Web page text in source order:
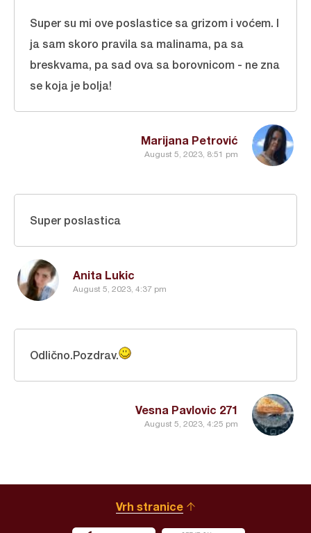
Marijana Petrović
August 5, 2023, 8:51 pm
Super su mi ove poslastice sa grizom i voćem. I
ja sam skoro pravila sa malinama, pa sa
breskvama, pa sad ova sa borovnicom - ne zna
se koja je bolja!
Anita Lukic
August 5, 2023, 4:37 pm
Super poslastica
Vesna Pavlovic 271
August 5, 2023, 4:25 pm
Odlično.Pozdrav.
Vrh stranice